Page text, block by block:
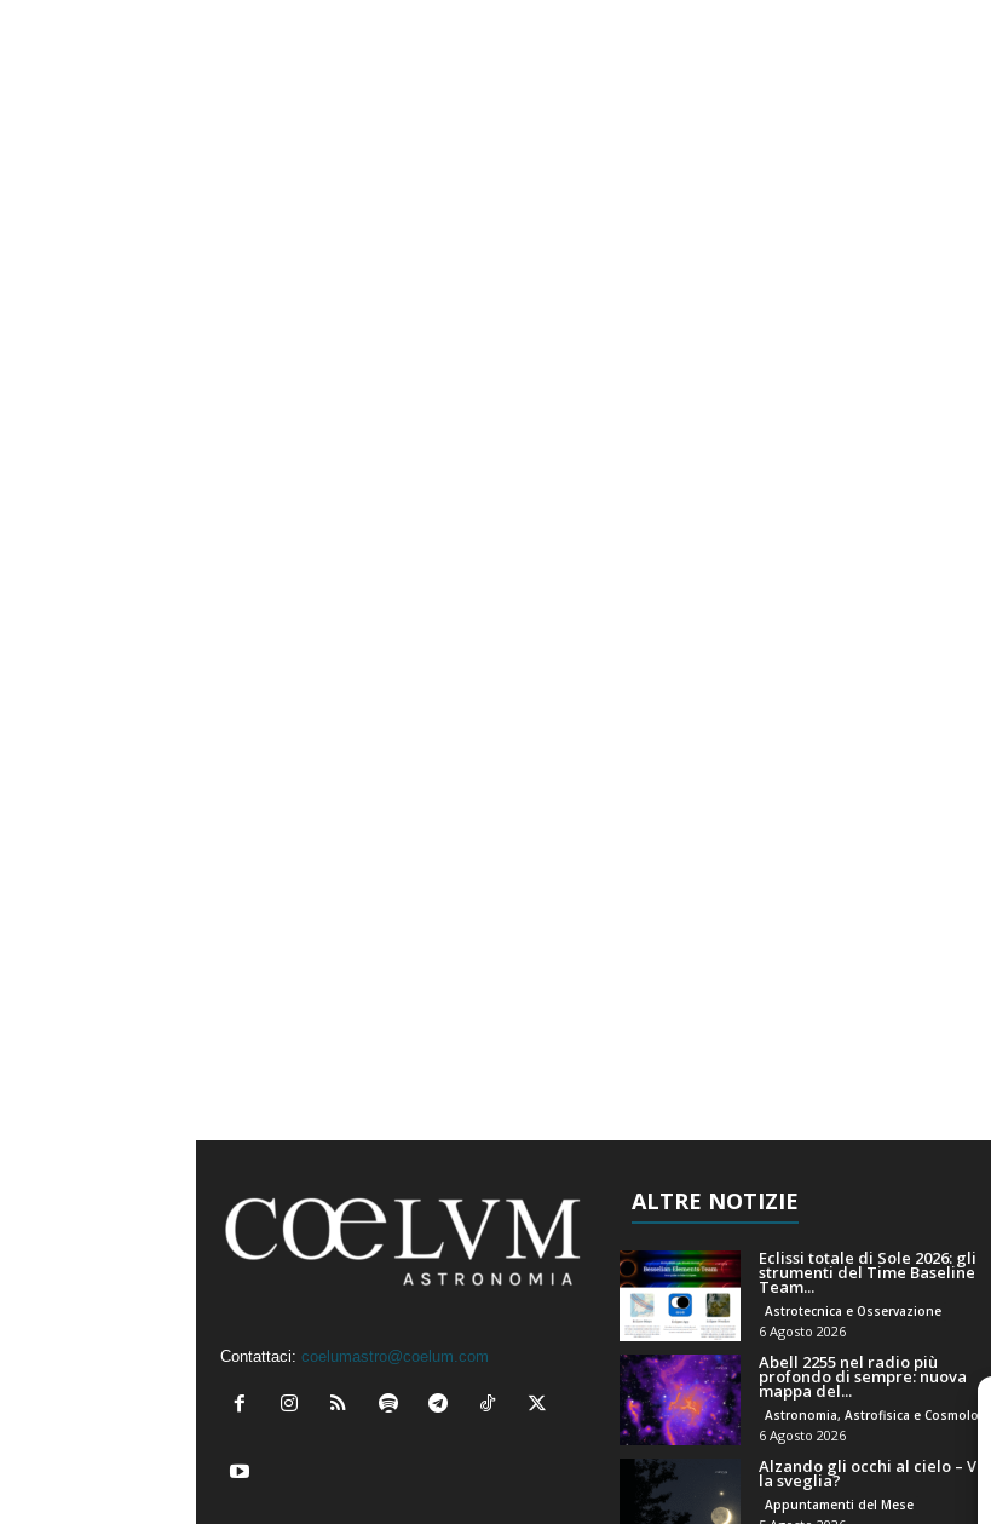
Contattaci: coelumastro@coelum.com
ALTRE NOTIZIE
Eclissi totale di Sole 2026: gli
strumenti del Time Baseline
Team...
Astrotecnica e Osservazione
6 Agosto 2026
Abell 2255 nel radio più
profondo di sempre: nuova
mappa del...
Astronomia, Astrofisica e Cosmologia
6 Agosto 2026
Alzando gli occhi al cielo – Vale
la sveglia?
Appuntamenti del Mese